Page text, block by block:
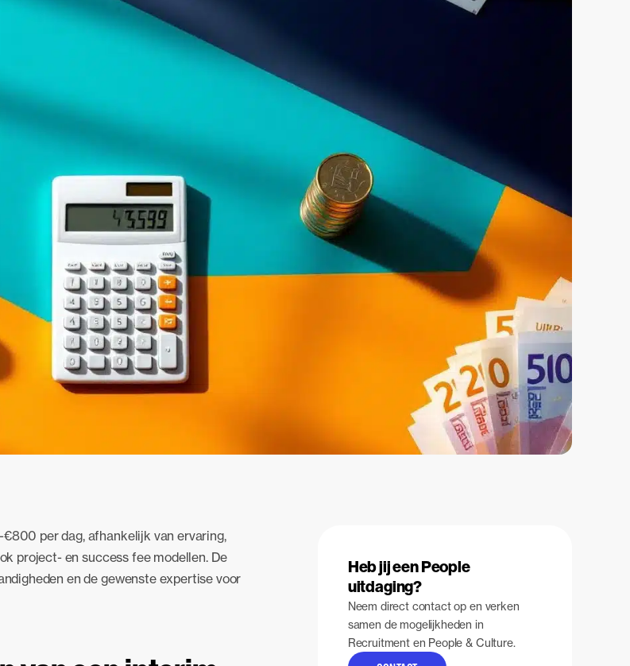
per dag, afhankelijk van ervaring,
project- en success fee modellen. De
en de gewenste expertise voor
Heb jij een People
uitdaging?
Neem direct contact op en verken
samen de mogelijkheden in
Recruitment en People & Culture.